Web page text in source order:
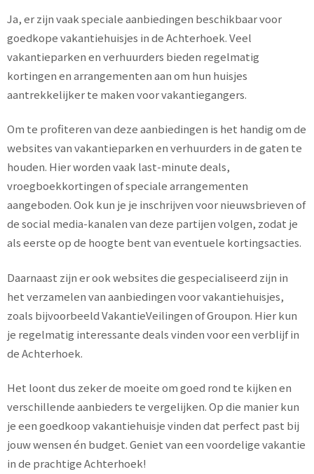
Ja, er zijn vaak speciale aanbiedingen beschikbaar voor
goedkope vakantiehuisjes in de Achterhoek. Veel
vakantieparken en verhuurders bieden regelmatig
kortingen en arrangementen aan om hun huisjes
aantrekkelijker te maken voor vakantiegangers.
Om te profiteren van deze aanbiedingen is het handig om de
websites van vakantieparken en verhuurders in de gaten te
houden. Hier worden vaak last-minute deals,
vroegboekkortingen of speciale arrangementen
aangeboden. Ook kun je je inschrijven voor nieuwsbrieven of
de social media-kanalen van deze partijen volgen, zodat je
als eerste op de hoogte bent van eventuele kortingsacties.
Daarnaast zijn er ook websites die gespecialiseerd zijn in
het verzamelen van aanbiedingen voor vakantiehuisjes,
zoals bijvoorbeeld VakantieVeilingen of Groupon. Hier kun
je regelmatig interessante deals vinden voor een verblijf in
de Achterhoek.
Het loont dus zeker de moeite om goed rond te kijken en
verschillende aanbieders te vergelijken. Op die manier kun
je een goedkoop vakantiehuisje vinden dat perfect past bij
jouw wensen én budget. Geniet van een voordelige vakantie
in de prachtige Achterhoek!